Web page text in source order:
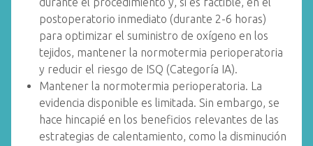
postoperatorio inmediato (durante 2-6 horas)
para optimizar el suministro de oxígeno en los
tejidos, mantener la normotermia perioperatoria
y reducir el riesgo de ISQ (Categoría IA).
Mantener la normotermia perioperatoria. La
evidencia disponible es limitada. Sin embargo, se
hace hincapié en los beneficios relevantes de las
estrategias de calentamiento, como la disminución